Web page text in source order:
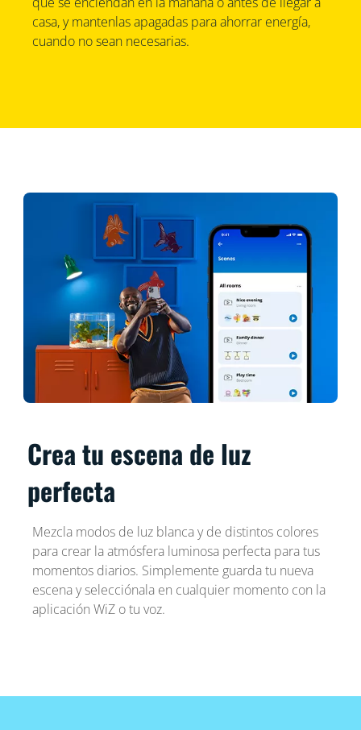
casa, y mantenlas apagadas para ahorrar energía,
cuando no sean necesarias.
Crea tu escena de luz
perfecta
Mezcla modos de luz blanca y de distintos colores
para crear la atmósfera luminosa perfecta para tus
momentos diarios. Simplemente guarda tu nueva
escena y selecciónala en cualquier momento con la
aplicación WiZ o tu voz.